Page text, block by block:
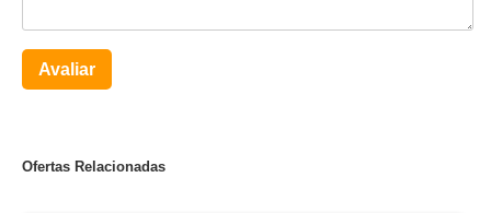
Avaliar
Ofertas Relacionadas